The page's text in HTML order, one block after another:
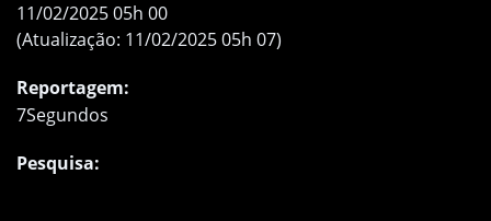
11/02/2025 05h 00
(Atualização: 11/02/2025 05h 07)
Reportagem:
7Segundos
Pesquisa: